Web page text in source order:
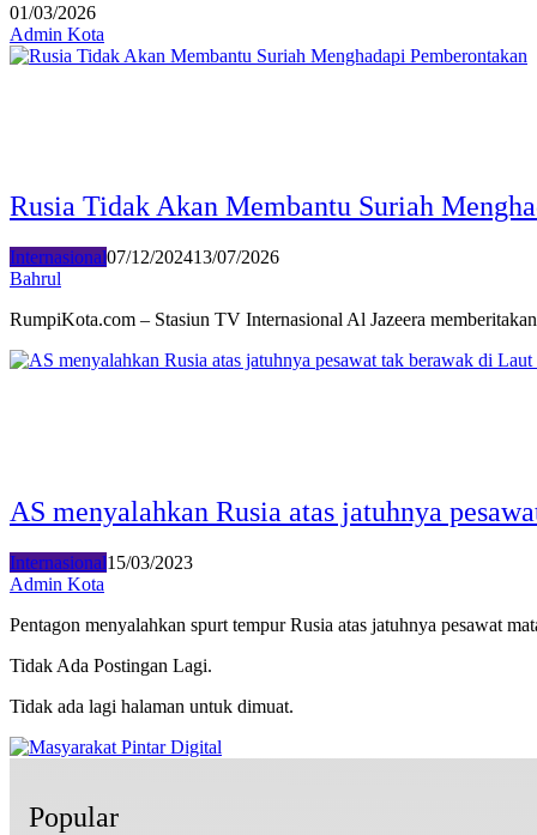
01/03/2026
Admin Kota
Rusia Tidak Akan Membantu Suriah
Internasional07/12/202413/07/2026
Bahrul
RumpiKota.com – Stasiun TV Internasional Al Jazeera
AS menyalahkan Rusia atas jatuhnya
Internasional15/03/2023
Admin Kota
Pentagon menyalahkan spurt tempur Rusia atas jatuhnya pesawat
Tidak Ada Postingan Lagi.
Tidak ada lagi halaman untuk dimuat.
Popular